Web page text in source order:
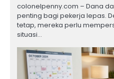
colonelpenny.com – Dana
penting bagi pekerja lepas.
tetap, mereka perlu
situasi…